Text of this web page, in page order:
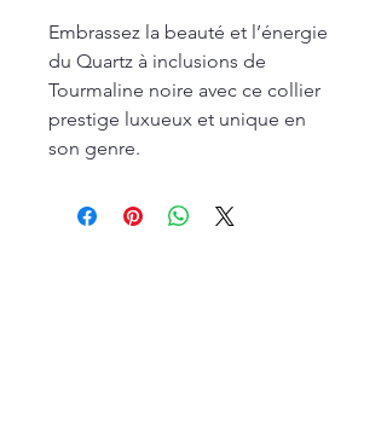
Embrassez la beauté et l’énergie
du Quartz à inclusions de
Tourmaline noire avec ce collier
prestige luxueux et unique en
son genre.